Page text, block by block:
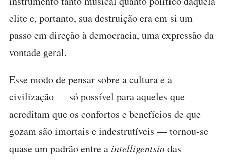
elite e, portanto, sua destruição era em si um
passo em direção à democracia, uma expressão da
vontade geral.
Esse modo de pensar sobre a cultura e a
civilização — só possível para aqueles que
acreditam que os confortos e benefícios de que
gozam são imortais e indestrutíveis — tornou-se
quase um padrão entre a intelligentsiadas